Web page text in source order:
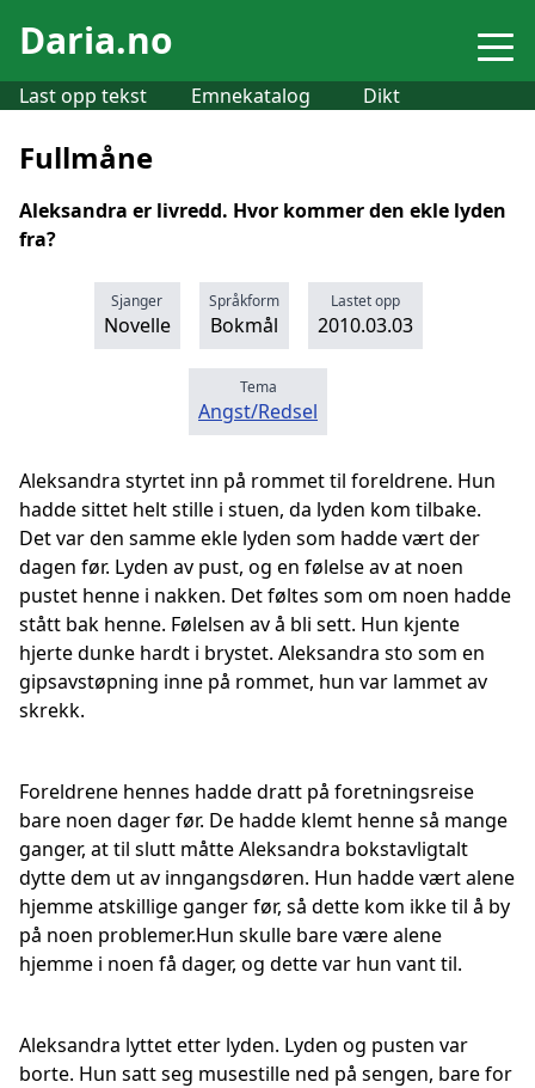
Daria.no
Last opp tekst Emnekatalog Dikt
Fullmåne
Aleksandra er livredd. Hvor kommer den ekle lyden
fra?
Sjanger
Novelle
Språkform
Bokmål
Lastet opp
2010.03.03
Tema
Angst/Redsel
Aleksandra styrtet inn på rommet til foreldrene. Hun
hadde sittet helt stille i stuen, da lyden kom tilbake.
Det var den samme ekle lyden som hadde vært der
dagen før. Lyden av pust, og en følelse av at noen
pustet henne i nakken. Det føltes som om noen hadde
stått bak henne. Følelsen av å bli sett. Hun kjente
hjerte dunke hardt i brystet. Aleksandra sto som en
gipsavstøpning inne på rommet, hun var lammet av
skrekk.
Foreldrene hennes hadde dratt på foretningsreise
bare noen dager før. De hadde klemt henne så mange
ganger, at til slutt måtte Aleksandra bokstavligtalt
dytte dem ut av inngangsdøren. Hun hadde vært alene
hjemme atskillige ganger før, så dette kom ikke til å by
på noen problemer.Hun skulle bare være alene
hjemme i noen få dager, og dette var hun vant til.
Aleksandra lyttet etter lyden. Lyden og pusten var
borte. Hun satt seg musestille ned på sengen, bare for